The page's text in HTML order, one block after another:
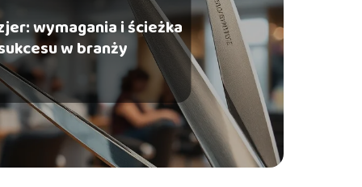
wymagania i ścieżka
w branży